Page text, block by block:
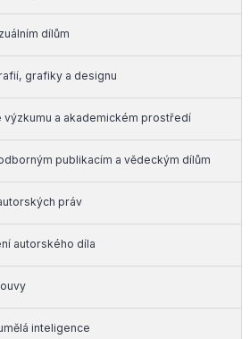
dílům
grafiky a designu
a akademickém prostředí
publikacím a vědeckým dílům
práv
autorského díla
inteligence